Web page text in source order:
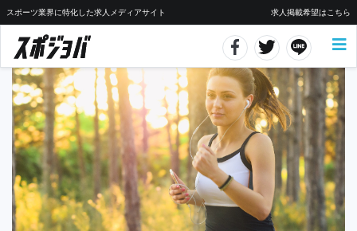
スポーツ業界に特化した求人メディアサイト 求人掲載希望はこちら